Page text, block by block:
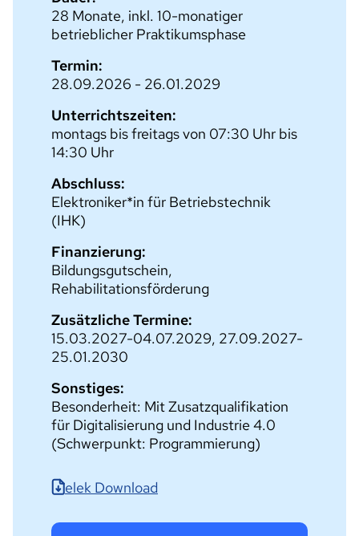
28 Monate, inkl. 10-monatiger
betrieblicher Praktikumsphase
Termin:
28.09.2026 - 26.01.2029
Unterrichtszeiten:
montags bis freitags von 07:30 Uhr bis
14:30 Uhr
Abschluss:
Elektroniker*in für Betriebstechnik
(IHK)
Finanzierung:
Bildungsgutschein,
Rehabilitationsförderung
Zusätzliche Termine:
15.03.2027-04.07.2029, 27.09.2027-
25.01.2030
Sonstiges:
Besonderheit: Mit Zusatzqualifikation
für Digitalisierung und Industrie 4.0
(Schwerpunkt: Programmierung)
elek Download